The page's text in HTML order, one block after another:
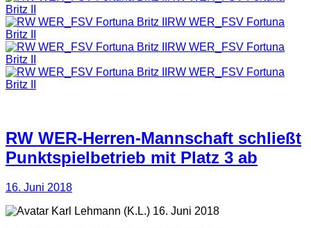
Britz II
RW WER_FSV Fortuna
Britz II
RW WER_FSV Fortuna
Britz II
RW WER_FSV Fortuna
Britz II
RW WER-Herren-Mannschaft schließt
Punktspielbetrieb mit Platz 3 ab
16. Juni 2018
(K.L.) 16. Juni 2018